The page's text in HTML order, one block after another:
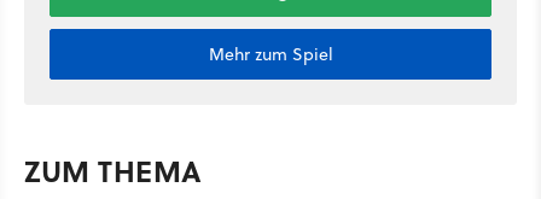
Mehr zum Spiel
ZUM THEMA